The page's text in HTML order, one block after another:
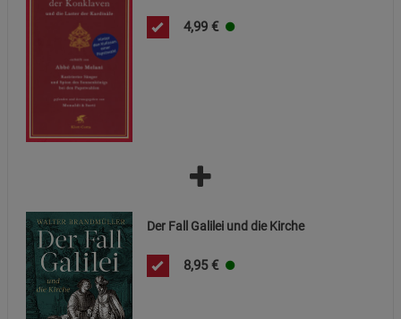
4,99 €
Der Fall Galilei und die Kirche
8,95 €
Cookie-Informationenanzeigen
Funktionale Cookies (1)
Beschreibung Funktionale Cookies
Cookie-Informationen
Beschreibung Statistik Cookies
Marketing Cookies (3)